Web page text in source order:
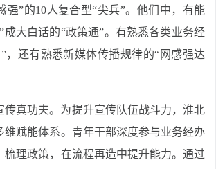
强”的10人复合型“尖兵”。他们中，有能
成大白话的“政策通”。有熟悉各类业务经
，还有熟悉新媒体传播规律的“网感强达
传真功夫。为提升宣传队伍战斗力，淮北
维赋能体系。青年干部深度参与业务经办
梳理政策，在流程再造中提升能力。通过